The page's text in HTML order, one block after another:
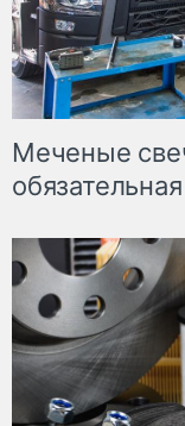
Меченые